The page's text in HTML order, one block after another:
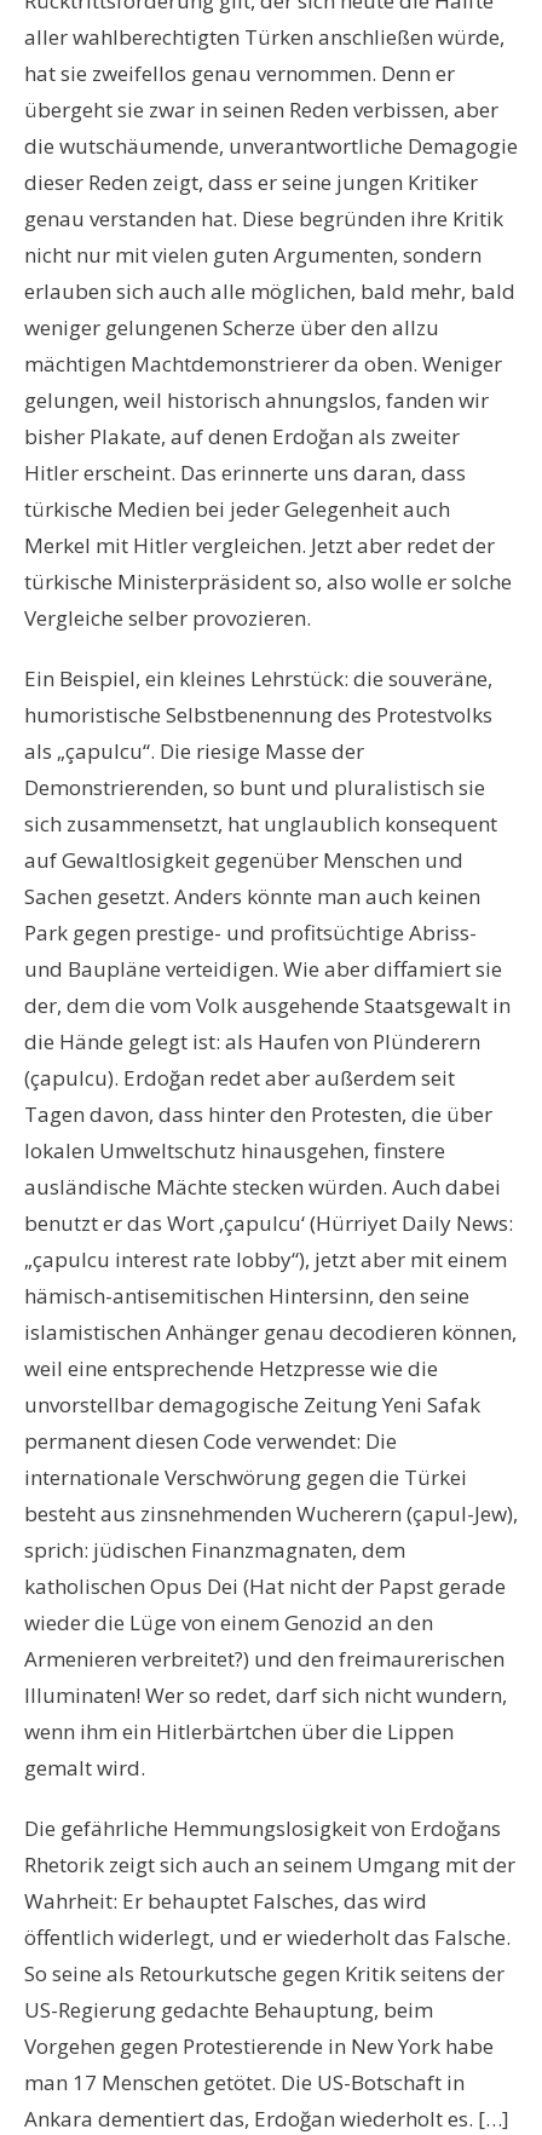
aller wahlberechtigten Türken anschließen würde,
hat sie zweifellos genau vernommen. Denn er
übergeht sie zwar in seinen Reden verbissen, aber
die wutschäumende, unverantwortliche Demagogie
dieser Reden zeigt, dass er seine jungen Kritiker
genau verstanden hat. Diese begründen ihre Kritik
nicht nur mit vielen guten Argumenten, sondern
erlauben sich auch alle möglichen, bald mehr, bald
weniger gelungenen Scherze über den allzu
mächtigen Machtdemonstrierer da oben. Weniger
gelungen, weil historisch ahnungslos, fanden wir
bisher Plakate, auf denen Erdoğan als zweiter
Hitler erscheint. Das erinnerte uns daran, dass
türkische Medien bei jeder Gelegenheit auch
Merkel mit Hitler vergleichen. Jetzt aber redet der
türkische Ministerpräsident so, also wolle er solche
Vergleiche selber provozieren.
Ein Beispiel, ein kleines Lehrstück: die souveräne,
humoristische Selbstbenennung des Protestvolks
als „çapulcu“. Die riesige Masse der
Demonstrierenden, so bunt und pluralistisch sie
sich zusammensetzt, hat unglaublich konsequent
auf Gewaltlosigkeit gegenüber Menschen und
Sachen gesetzt. Anders könnte man auch keinen
Park gegen prestige- und profitsüchtige Abriss-
und Baupläne verteidigen. Wie aber diffamiert sie
der, dem die vom Volk ausgehende Staatsgewalt in
die Hände gelegt ist: als Haufen von Plünderern
(çapulcu). Erdoğan redet aber außerdem seit
Tagen davon, dass hinter den Protesten, die über
lokalen Umweltschutz hinausgehen, finstere
ausländische Mächte stecken würden. Auch dabei
benutzt er das Wort ‚çapulcu‘ (Hürriyet Daily News:
„çapulcu interest rate lobby“), jetzt aber mit einem
hämisch-antisemitischen Hintersinn, den seine
islamistischen Anhänger genau decodieren können,
weil eine entsprechende Hetzpresse wie die
unvorstellbar demagogische Zeitung Yeni Safak
permanent diesen Code verwendet: Die
internationale Verschwörung gegen die Türkei
besteht aus zinsnehmenden Wucherern (çapul-Jew),
sprich: jüdischen Finanzmagnaten, dem
katholischen Opus Dei (Hat nicht der Papst gerade
wieder die Lüge von einem Genozid an den
Armenieren verbreitet?) und den freimaurerischen
Illuminaten! Wer so redet, darf sich nicht wundern,
wenn ihm ein Hitlerbärtchen über die Lippen
gemalt wird.
Die gefährliche Hemmungslosigkeit von Erdoğans
Rhetorik zeigt sich auch an seinem Umgang mit der
Wahrheit: Er behauptet Falsches, das wird
öffentlich widerlegt, und er wiederholt das Falsche.
So seine als Retourkutsche gegen Kritik seitens der
US-Regierung gedachte Behauptung, beim
Vorgehen gegen Protestierende in New York habe
man 17 Menschen getötet. Die US-Botschaft in
Ankara dementiert das, Erdoğan wiederholt es. […]